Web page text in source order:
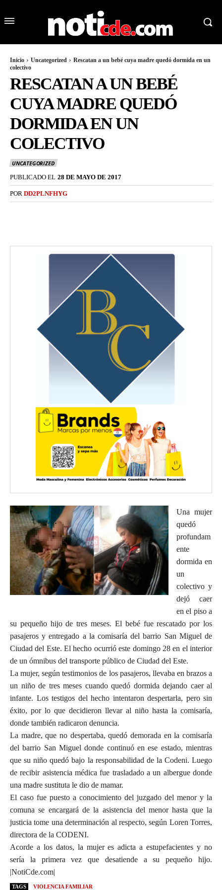
Inicio Uncategorized
Rescatan a un bebé cuya madre quedó dormida en un
colectivo
RESCATAN A UN BEBÉ
CUYA MADRE QUEDÓ
DORMIDA EN UN
COLECTIVO
UNCATEGORIZED
PUBLICADO EL 28 DE MAYO DE 2017
POR DD2PLNFHYG
Una mujer
quedó
profundam
ente
dormida en
un
colectivo y
dejó caer
en el piso a
su pequeño hijo de tres meses. El bebé fue rescatado por los
pasajeros y entregado a la comisaría del barrio San Miguel de
Ciudad del Este. El hecho ocurrió este domingo 28 en el interior
de un ómnibus del transporte público de Ciudad del Este.
La mujer, según testimonios de los pasajeros, llevaba en brazos a
un niño de tres meses cuando quedó dormida dejando caer al
infante. Los testigos del hecho intentaron despertarla, pero sin
éxito, por lo que decidieron llevar al niño hasta la comisaría,
donde también radicaron denuncia.
La madre, que no despertaba, quedó demorada en la comisaría
del barrio San Miguel donde continuó en ese estado, mientras
que su niño quedó bajo la responsabilidad de la Codeni. Luego
de recibir asistencia médica fue trasladado a un albergue donde
una madre sustituta le dio de mamar.
El caso fue puesto a conocimiento del juzgado del menor y la
comuna se encargará de la asistencia del menor hasta que la
justicia tome una determinación al respecto, según Loren Torres,
directora de la CODENI.
Acorde a los datos, la mujer es adicta a estupefacientes y no
sería la primera vez que desatiende a su pequeño hijo.
|NotiCde.com|
TAGS VIOLENCIA FAMILIAR